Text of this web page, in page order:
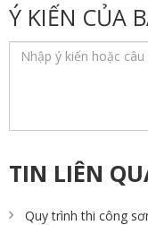
Ý KIẾN CỦA
TIN LIÊN
Quy trình thi công